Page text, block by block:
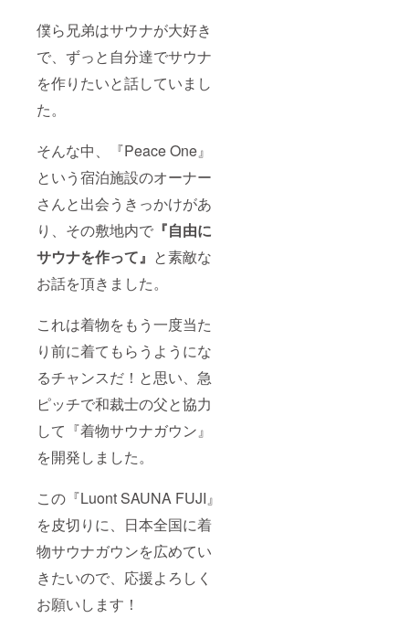
僕ら兄弟はサウナが大好き
で、ずっと自分達でサウナ
を作りたいと話していまし
た。
そんな中、『Peace One』
という宿泊施設のオーナー
さんと出会うきっかけがあ
り、その敷地内で 『自由に
サウナを作って』 と素敵な
お話を頂きました。
これは着物をもう一度当た
り前に着てもらうようにな
るチャンスだ！と思い、急
ピッチで和裁士の父と協力
して『着物サウナガウン』
を開発しました。
この『Luont SAUNA FUJI』
を皮切りに、日本全国に着
物サウナガウンを広めてい
きたいので、応援よろしく
お願いします！